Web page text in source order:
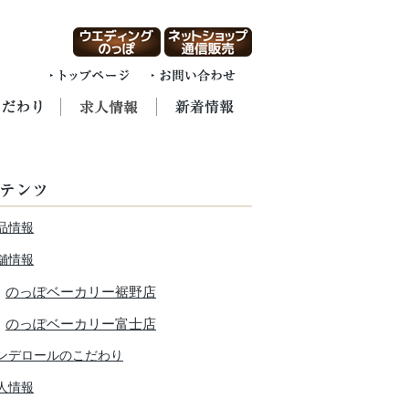
情報
情報
のっぽベーカリー裾野店
のっぽベーカリー富士店
デロールのこだわり
情報